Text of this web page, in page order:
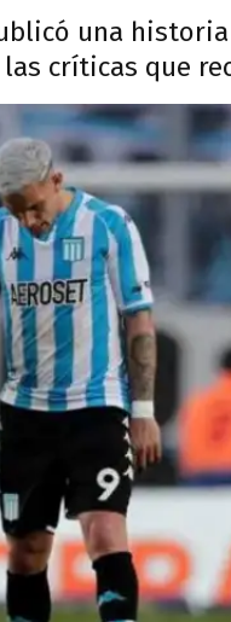
una
críticas que